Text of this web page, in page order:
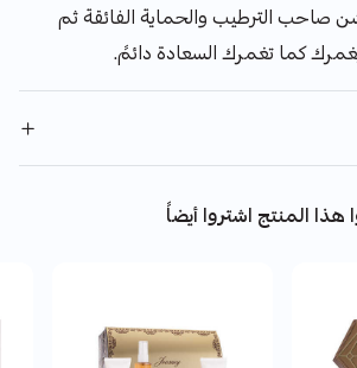
صاحب الترطيب والحماية الفائقة ثم
كما تغمرك السعادة دائمً.
هذا المنتج اشتروا أيضاً